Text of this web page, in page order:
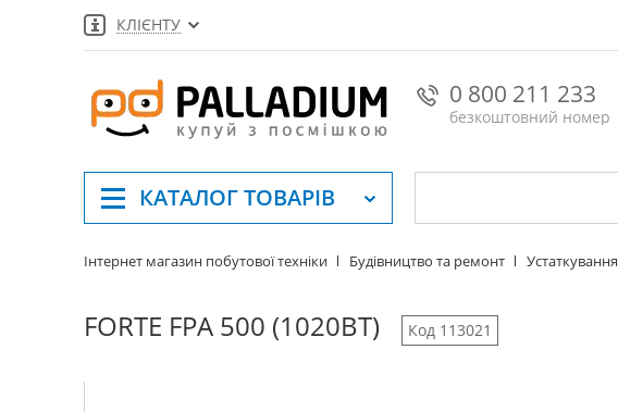
КЛІЄНТУ
0 800 211 233
безкоштовний номер
КАТАЛОГТОВАРІВ
Інтернет магазин побутової техніки Будівництво та ремонт Устаткування
FORTE FPA 500 (1020ВТ) Код 113021